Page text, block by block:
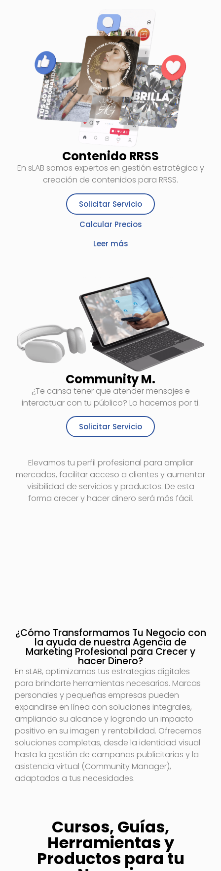
Contenido RRSS
En sLAB somos expertos en gestión estratégica y
creación de contenidos para RRSS.
Solicitar Servicio
Calcular Precios
Leer más
Community M.
¿Te cansa tener que atender mensajes e
interactuar con tu público? Lo hacemos por ti.
Solicitar Servicio
Elevamos tu perfil profesional para ampliar
mercados, facilitar acceso a clientes y aumentar
visibilidad de servicios y productos. De esta
forma crecer y hacer dinero será más fácil.
¿Cómo Transformamos Tu Negocio con
la ayuda de nuestra Agencia de
Marketing Profesional para Crecer y
hacer Dinero?
En sLAB, optimizamos tus estrategias digitales
para brindarte herramientas necesarias. Marcas
personales y pequeñas empresas pueden
expandirse en línea con soluciones integrales,
ampliando su alcance y logrando un impacto
positivo en su imagen y rentabilidad. Ofrecemos
soluciones completas, desde la identidad visual
hasta la gestión de campañas publicitarias y la
asistencia virtual (Community Manager),
adaptadas a tus necesidades.
Cursos, Guías,
Herramientas y
Productos para tu